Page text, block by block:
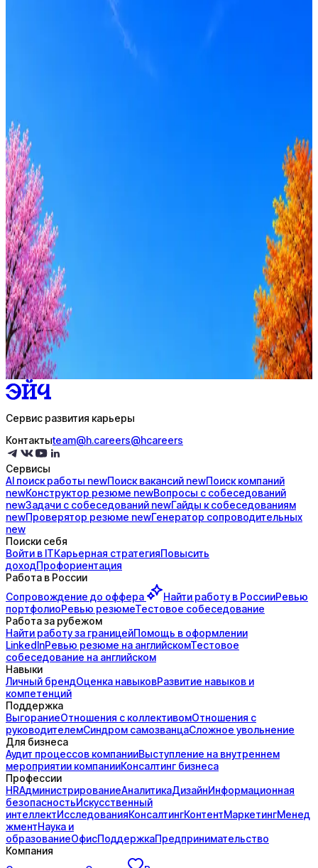
Мегаполис ИТ
3активные вакансии
Стратегия поиска с AI: рынки, позиции, вилка, каналы
Ежедневный подбор из 600+ источников
AI генерация сопроводительных писем
Сервис развития карьеры
Контактыteam@h.careers@hcareers
Сервисы
AI поискработы newПоисквакансий newПоисккомпаний
newКонструктор резюме newВопросы с собеседований
newЗадачи с собеседований newГайды ксобеседованиям
newПроверятор резюме newГенератор сопроводительных
new
Поиски себя
Войти в ITКарьерная стратегияПовысить
доходПрофориентация
Работа в России
Сопровождение до оффера Найти работу в РоссииРевью
портфолиоРевью резюмеТестовое собеседование
Работа за рубежом
Найти работу за границейПомощь в оформлении
LinkedInРевью резюме на английскомТестовое
собеседование на английском
Навыки
Личный брендОценка навыковРазвитие навыков и
компетенций
Поддержка
ВыгораниеОтношения с коллективомОтношения с
руководителемСиндром самозванцаСложное увольнение
Для бизнеса
Аудит процессов компанииВыступление на внутреннем
мероприятии компанииКонсалтинг бизнеса
Профессии
HRАдминистрированиеАналитикаДизайнИнформационная
безопасностьИскусственный
интеллектИсследованияКонсалтингКонтентМаркетингМенед
жментНаука и
образованиеОфисПоддержкаПредпринимательство
Компания